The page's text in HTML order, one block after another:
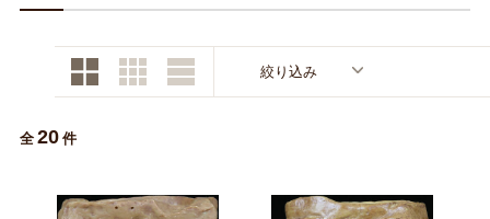
お問い合わせ 絞り込み
全 20 件